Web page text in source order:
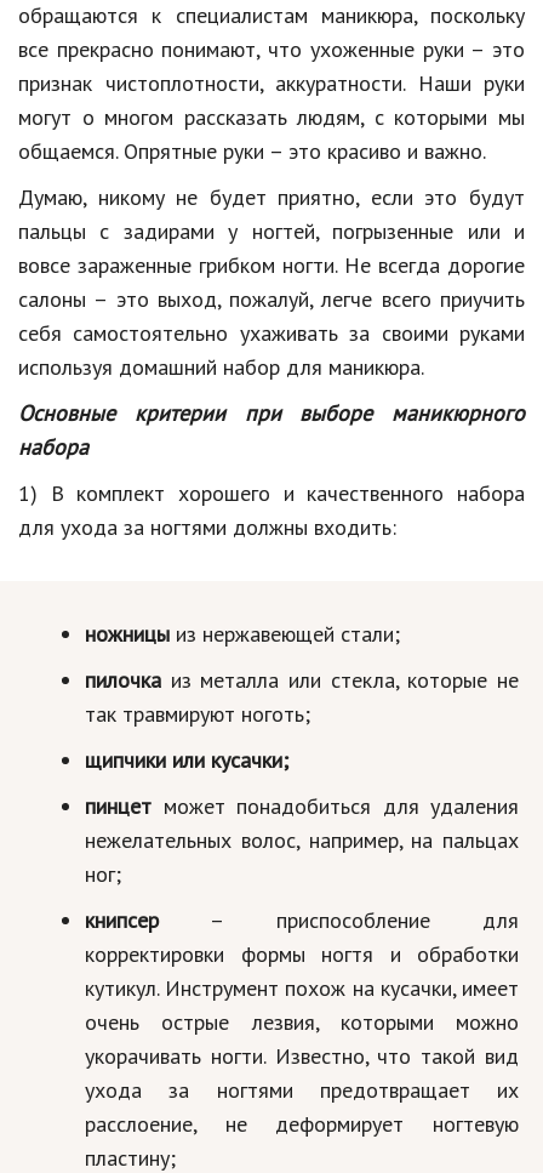
Знаменитости
Статьи
Обзоры
Рецепты
Красота и здоровье
Hi-Tech. Интернет
Авто, мото
Дом и сад
Недвижимость
Спорт и фитнес
Разное
Работа и бизнес
Еда и напитки
Праздники и подарки
Кинематограф
Домашние животные
Семья и дети
Путешествия
Строительство
Культура и общество
обращаются к специалистам маникюра, поскольку
все прекрасно понимают, что ухоженные руки – это
признак чистоплотности, аккуратности. Наши руки
могут о многом рассказать людям, с которыми мы
общаемся. Опрятные руки – это красиво и важно.
Думаю, никому не будет приятно, если это будут
пальцы с задирами у ногтей, погрызенные или и
вовсе зараженные грибком ногти. Не всегда дорогие
салоны – это выход, пожалуй, легче всего приучить
себя самостоятельно ухаживать за своими руками
используя домашний набор для маникюра.
Основные критерии при выборе маникюрного
набора
1) В комплект хорошего и качественного набора
для ухода за ногтями должны входить:
ножницы из нержавеющей стали;
пилочка из металла или стекла, которые не
так травмируют ноготь;
щипчики или кусачки;
пинцет может понадобиться для удаления
нежелательных волос, например, на пальцах
ног;
книпсер– приспособление для
корректировки формы ногтя и обработки
кутикул. Инструмент похож на кусачки, имеет
очень острые лезвия, которыми можно
укорачивать ногти. Известно, что такой вид
ухода за ногтями предотвращает их
расслоение, не деформирует ногтевую
пластину;